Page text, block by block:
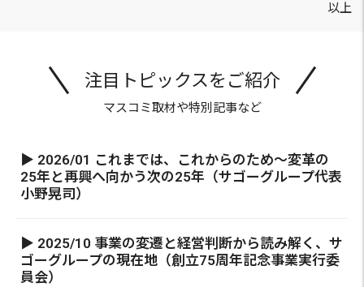
以上
注目トピックスをご紹介
マスコミ取材や特別記事など
▶ 2026/01 これまでは、これからのため～変革の
25年と再興へ向かう次の25年（サゴーグループ代表
小野晃司）
▶ 2025/10 事業の変遷と経営判断から読み解く、サ
ゴーグループの現在地（創立75周年記念事業実行委
員会）